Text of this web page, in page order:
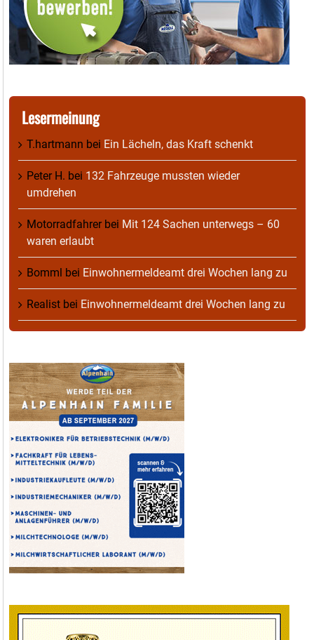
Lesermeinung
T.hartmann bei Ein Lächeln, das Kraft schenkt
Peter H. bei 132 Fahrzeuge mussten wieder
umdrehen
Motorradfahrerbei Mit 124 Sachen unterwegs – 60
waren erlaubt
Bomml bei Einwohnermeldeamt drei Wochen lang zu
Realist bei Einwohnermeldeamt drei Wochen lang zu